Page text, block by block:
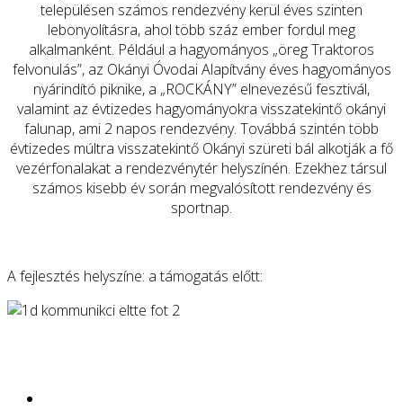
településen számos rendezvény kerül éves szinten
lebonyolításra, ahol több száz ember fordul meg
alkalmanként. Például a hagyományos „öreg Traktoros
felvonulás”, az Okányi Óvodai Alapítvány éves hagyományos
nyárindító piknike, a „ROCKÁNY” elnevezésű fesztivál,
valamint az évtizedes hagyományokra visszatekintő okányi
falunap, ami 2 napos rendezvény. Továbbá szintén több
évtizedes múltra visszatekintő Okányi szüreti bál alkotják a fő
vezérfonalakat a rendezvénytér helyszínén. Ezekhez társul
számos kisebb év során megvalósított rendezvény és
sportnap.
A fejlesztés helyszíne: a támogatás előtt: